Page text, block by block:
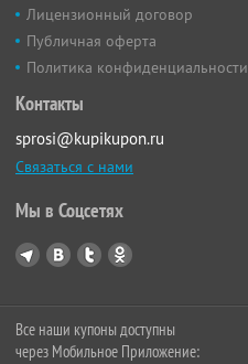
Лицензионный договор
Публичная оферта
Политика конфиденциальности
Контакты
sprosi@kupikupon.ru
Связаться с нами
Мы в Соцсетях
Все наши купоны доступны
через Мобильное Приложение: